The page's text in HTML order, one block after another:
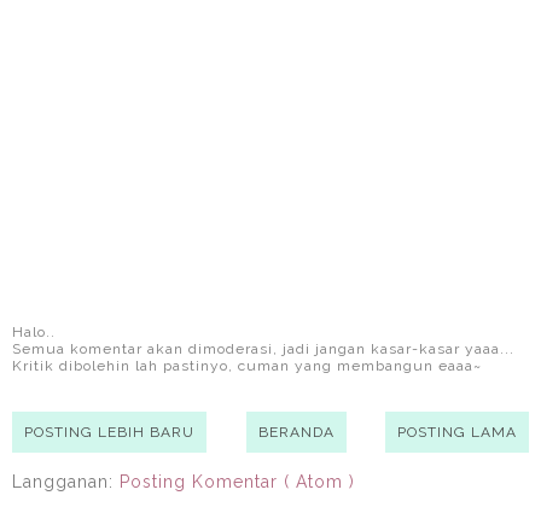
Halo..
Semua komentar akan dimoderasi, jadi jangan kasar-kasar yaaa...
Kritik dibolehin lah pastinyo, cuman yang membangun eaaa~
POSTING LEBIH BARU POSTING LAMA
BERANDA
Langganan: Posting Komentar ( Atom )